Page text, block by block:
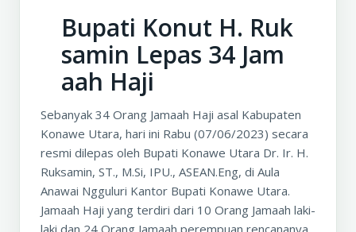
Bupati Konut H. Ruk
samin Lepas 34 Jam
aah Haji
Sebanyak 34 Orang Jamaah Haji asal Kabupaten
Konawe Utara, hari ini Rabu (07/06/2023) secara
resmi dilepas oleh Bupati Konawe Utara Dr. Ir. H.
Ruksamin, ST., M.Si, IPU., ASEAN.Eng, di Aula
Anawai Ngguluri Kantor Bupati Konawe Utara.
Jamaah Haji yang terdiri dari 10 Orang Jamaah laki-